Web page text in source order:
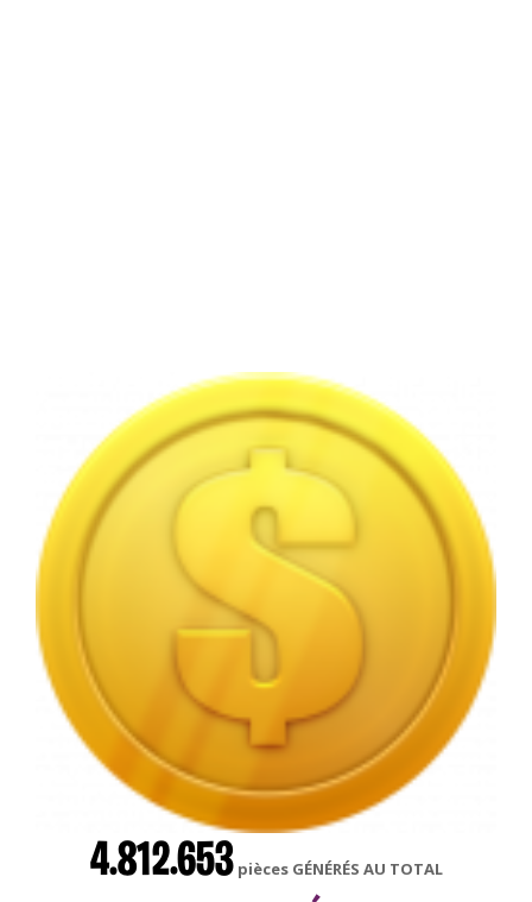
4.812.653 pièces GÉNÉRÉS AU TOTAL